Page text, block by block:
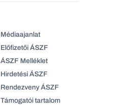
Médiaajanlat
Előfizetői ÁSZF
ÁSZF Melléklet
Hirdetési ÁSZF
Rendezveny ÁSZF
Támogatói tartalom